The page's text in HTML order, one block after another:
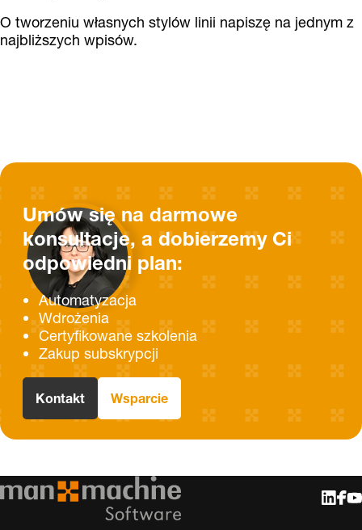
O tworzeniu własnych stylów linii napiszę na jednym z
najbliższych wpisów.
Umów się na darmowe
konsultacje, a dobierzemy Ci
odpowiedni plan:
Automatyzacja
Wdrożenia
Certyfikowane szkolenia
Zakup subskrypcji
Kontakt Wsparcie